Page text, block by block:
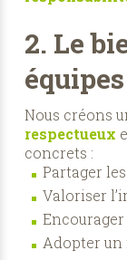
2. Le
équipes
Nous créons
respectueux
concrets :
Partager
Valoriser
Adopter